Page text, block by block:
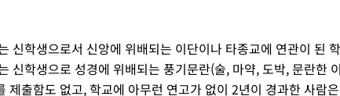
신학생으로서 신앙에 위배되는 이단이나 타종교에 연관이 된
신학생으로 성경에 위배되는 풍기문란(술, 마약, 도박, 문란한
제출함도 없고, 학교에 아무런 연고가 없이 2년이 경과한 사람